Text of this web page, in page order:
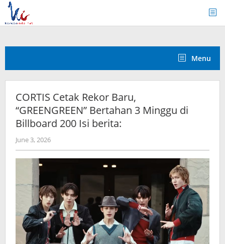
Skip
content
Menu
CORTIS Cetak Rekor Baru,
“GREENGREEN” Bertahan 3 Minggu di
Billboard 200 Isi berita:
June 3, 2026by
Kidihae